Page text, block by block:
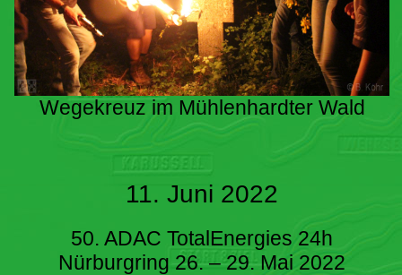
Wegekreuz im Mühlenhardter Wald
11. Juni 2022
50. ADAC TotalEnergies 24h
Nürburgring 26. – 29. Mai 2022